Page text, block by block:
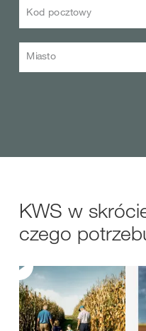
Kod pocztowy
Miasto
KWS w
czego